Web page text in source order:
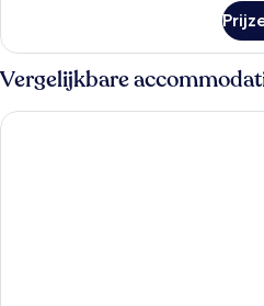
kamer,
1
tweepersoonsbed
met
slaapbank
Vergelijkbare
Holiday Inn Express Milton